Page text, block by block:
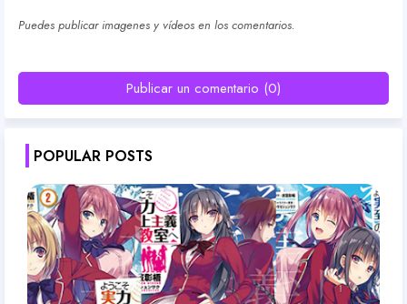
Puedes publicar imagenes y vídeos en los comentarios.
Publicar un comentario (0)
POPULAR POSTS